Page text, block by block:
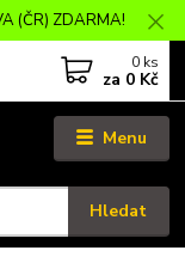
(ČR) ZDARMA!
Menu
Hledat
0 ks
za 0 Kč